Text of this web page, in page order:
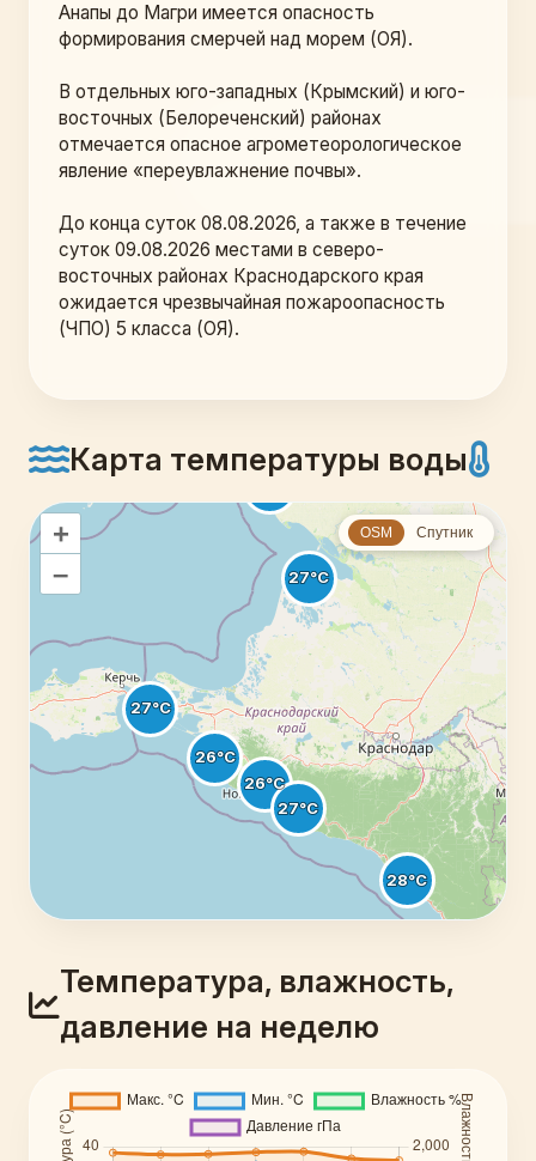
Анапы до Магри имеется опасность
формирования смерчей над морем (ОЯ).
В отдельных юго-западных (Крымский) и юго-
восточных (Белореченский) районах
отмечается опасное агрометеорологическое
явление «переувлажнение почвы».
До конца суток 08.08.2026, а также в течение
суток 09.08.2026 местами в северо-
восточных районах Краснодарского края
ожидается чрезвычайная пожароопасность
(ЧПО) 5 класса (ОЯ).
Карта температуры воды
OSM Спутник
+
–
Температура, влажность,
давление на неделю